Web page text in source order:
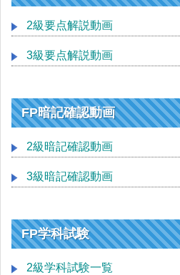
2級要点解説動画
3級要点解説動画
FP暗記確認動画
2級暗記確認動画
3級暗記確認動画
FP学科試験
2級学科試験一覧